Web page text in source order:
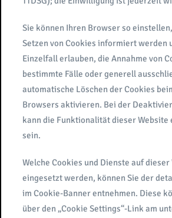
Sie können Ihren Browser so
Setzen von Cookies informiert werden
Einzelfall erlauben, die Annahme von
bestimmte Fälle oder generell
automatische Löschen der Cookies
Browsers aktivieren. Bei der
kann die Funktionalität dieser Website
sein.
Welche Cookies und Dienste auf dieser
eingesetzt werden, können Sie der
im Cookie-Banner entnehmen. Diese
über den „Cookie Settings“-Link am